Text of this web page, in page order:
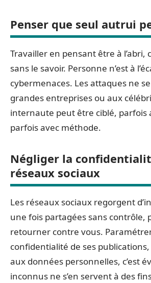
Penser que seul autrui
Travailler en pensant être à l’abri,
sans le savoir. Personne n’est à
cybermenaces. Les attaques ne
grandes entreprises ou aux
internaute peut être ciblé, parfois
parfois avec méthode.
Négliger la
réseaux sociaux
Les réseaux sociaux regorgent
une fois partagées sans contrôle,
retourner contre vous.
confidentialité de ses publications,
aux données personnelles, c’est
inconnus ne s’en servent à des